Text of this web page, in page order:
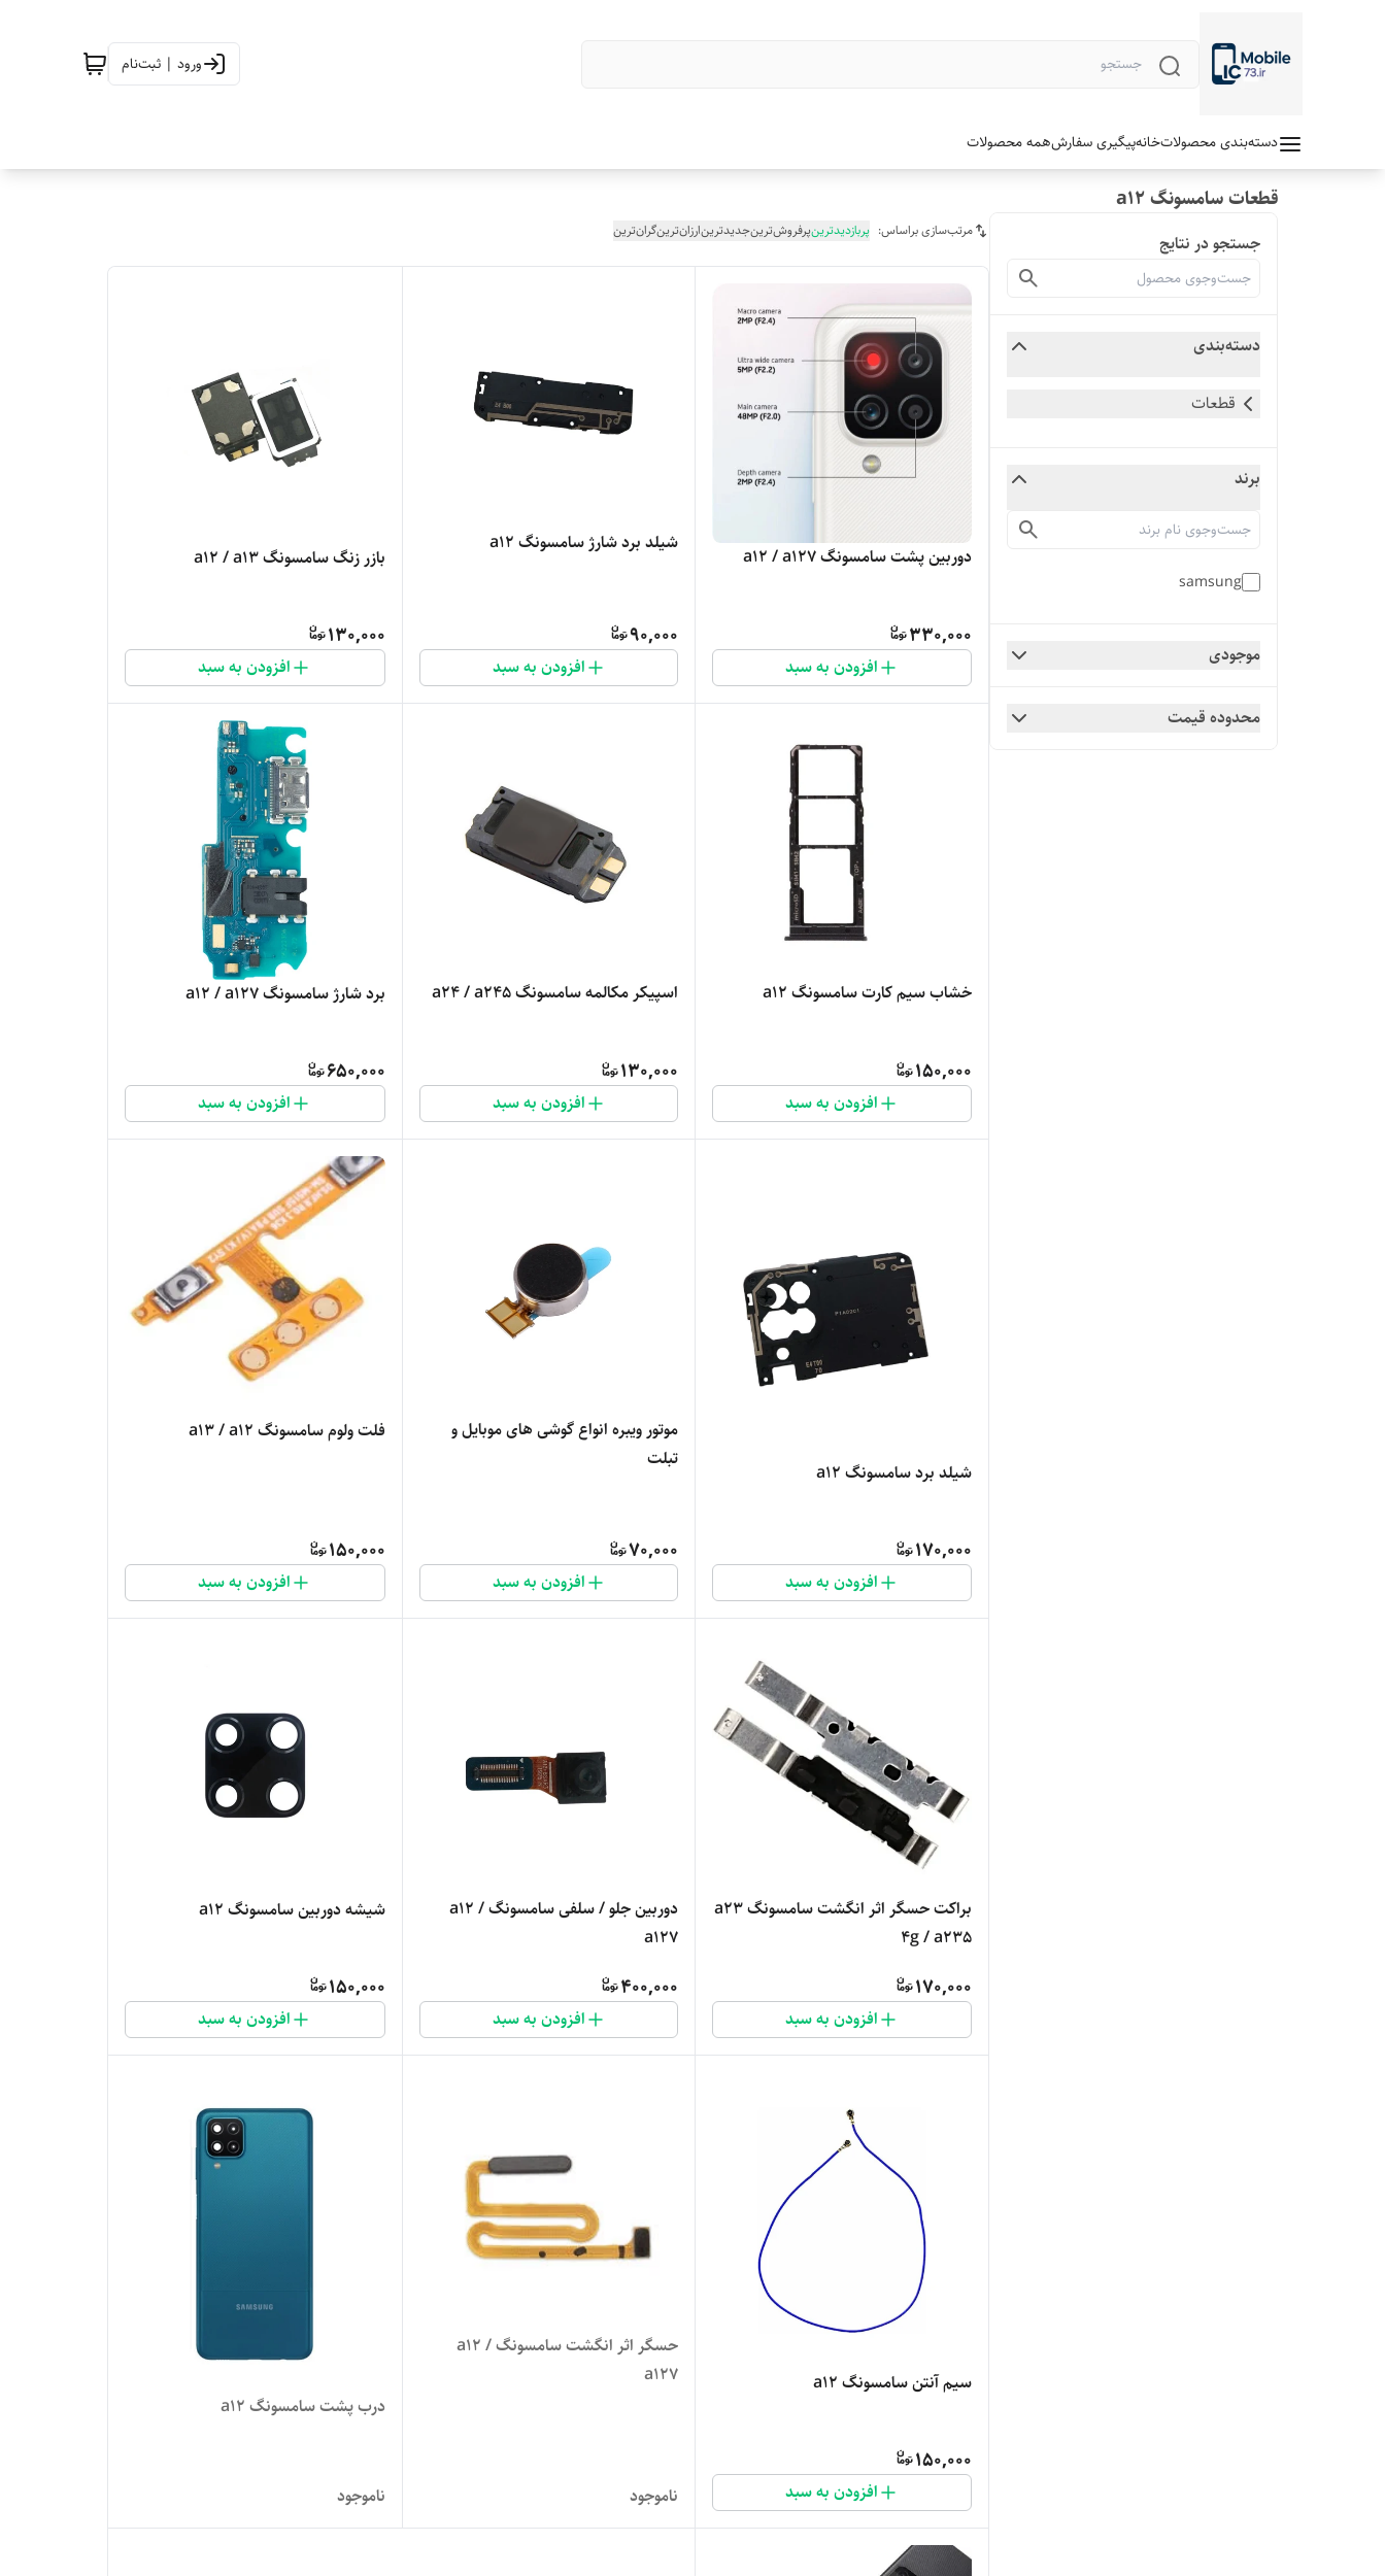
ورود | ثبت‌نام
دسته‌بندی محصولاتخانهپیگیری سفارشهمه محصولات
قطعات سامسونگ a12
جستجو در نتایج
دسته‌بندی
قطعات
برند
samsung
موجودی
محدوده قیمت
مرتب‌سازی براساس: پربازدیدترینپرفروش‌ترینجدیدترینارزان‌ترینگران‌ترین
دوربین پشت سامسونگ a12 / a127
330,000
افزودن به سبد
شیلد برد شارژ سامسونگ a12
90,000
افزودن به سبد
بازر زنگ سامسونگ a12 / a13
130,000
افزودن به سبد
خشاب سیم کارت سامسونگ a12
150,000
افزودن به سبد
اسپیکر مکالمه سامسونگ a24 / a245
130,000
افزودن به سبد
برد شارژ سامسونگ a12 / a127
650,000
افزودن به سبد
شیلد برد سامسونگ a12
170,000
افزودن به سبد
موتور ویبره انواع گوشی های موبایل و
تبلت
70,000
افزودن به سبد
فلت ولوم سامسونگ a13 / a12
150,000
افزودن به سبد
براکت حسگر اثر انگشت سامسونگ a23
4g / a235
170,000
افزودن به سبد
دوربین جلو / سلفی سامسونگ a12 /
a127
400,000
افزودن به سبد
شیشه دوربین سامسونگ a12
150,000
افزودن به سبد
سیم آنتن سامسونگ a12
150,000
افزودن به سبد
حسگر اثر انگشت سامسونگ a12 /
a127
ناموجود
درب پشت سامسونگ a12
ناموجود